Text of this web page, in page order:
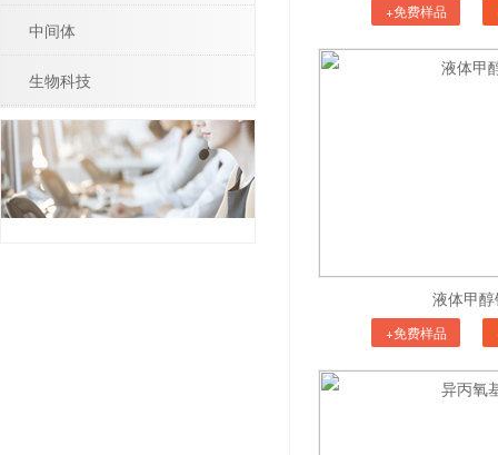
+免费样品
液体甲
+免费样品
中间体
生物科技